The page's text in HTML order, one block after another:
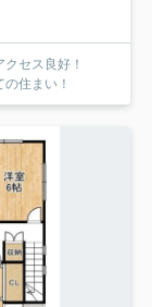
セス良好！
住まい！